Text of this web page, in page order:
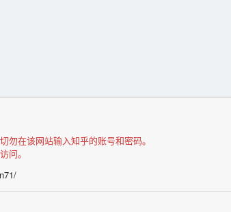
勿在该网站输入知乎的账号和密码。
问。